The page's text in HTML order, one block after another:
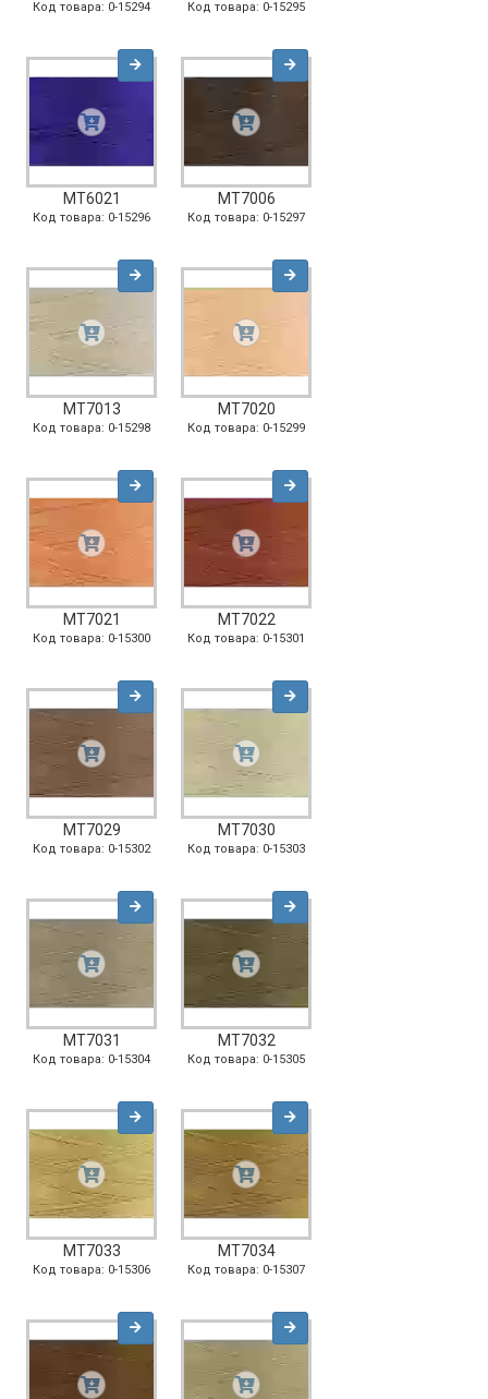
Код товара: 0-15294 Код товара: 0-15295
MT6021
Код товара: 0-15296
MT7006
Код товара: 0-15297
MT7013
Код товара: 0-15298
MT7020
Код товара: 0-15299
MT7021
Код товара: 0-15300
MT7022
Код товара: 0-15301
MT7029
Код товара: 0-15302
MT7030
Код товара: 0-15303
MT7031
Код товара: 0-15304
MT7032
Код товара: 0-15305
MT7033
Код товара: 0-15306
MT7034
Код товара: 0-15307